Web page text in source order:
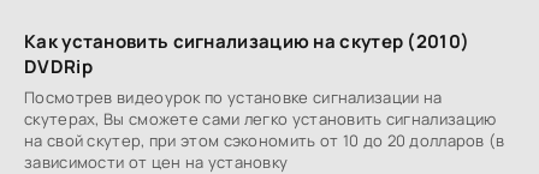
Как установить сигнализацию на скутер (2010)
DVDRip
Посмотрев видеоурок по установке сигнализации на
скутерах, Вы сможете сами легко установить сигнализацию
на свой скутер, при этом сэкономить от 10 до 20 долларов (в
зависимости от цен на установку